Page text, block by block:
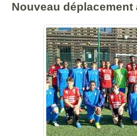
Nouveau déplacement